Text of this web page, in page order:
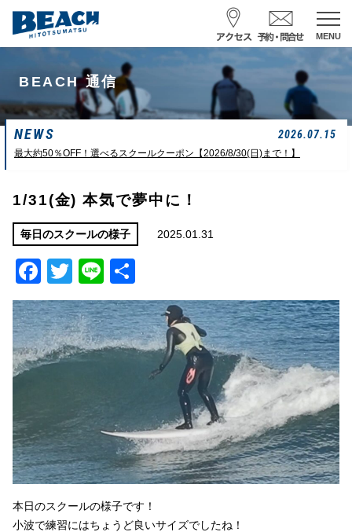
MENU
スクール予約・お問合せ
レンタル予約
サーフ ナミイーヨ
0475-32-7314
一松海岸波情報
サイズ
胸前後
状態
ややザワ
若潮
BEACH 通信
NEWS 2026.07.15
最大約50％OFF！選べるスクールクーポン【2026/8/30(日)まで！】
1/31(金) 本気で夢中に！
毎日のスクールの様子 2025.01.31
Facebook
Twitter
Line
有
本日のスクールの様子です！
小波で練習にはちょうど良いサイズでしたね！